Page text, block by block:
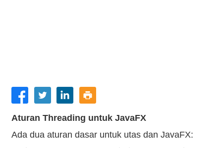
Aturan Threading untuk JavaFX
Ada dua aturan dasar untuk utas dan JavaFX: